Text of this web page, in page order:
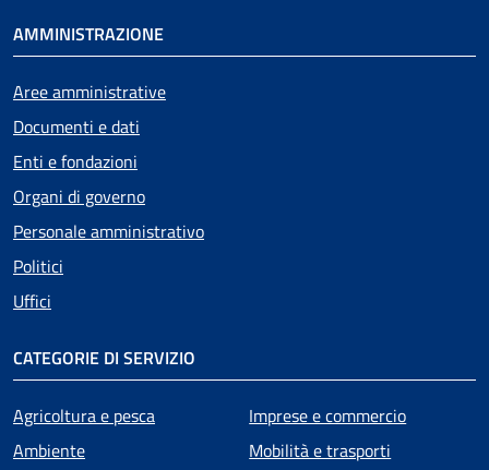
AMMINISTRAZIONE
Aree amministrative
Documenti e dati
Enti e fondazioni
Organi di governo
Personale amministrativo
Politici
Uffici
CATEGORIE DI SERVIZIO
Agricoltura e pesca
Ambiente
Imprese e commercio
Mobilità e trasporti